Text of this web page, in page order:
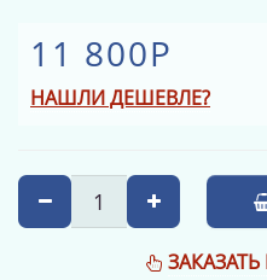
11 800Р
НАШЛИ ДЕШЕВЛЕ?